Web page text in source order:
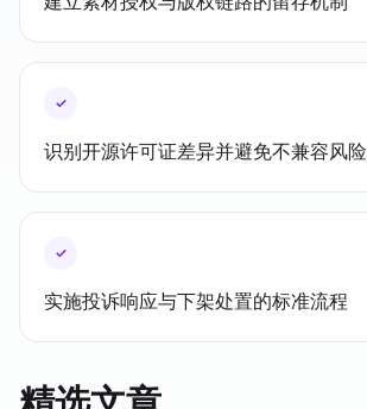
✓
识别开源许可证差异并避免不兼容风险
✓
实施投诉响应与下架处置的标准流程